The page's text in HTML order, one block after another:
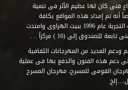
فنى كان لها عظيم الأثر فى تنمية
أنه تم إمداد هذه المواقع بكافة
المتطلبات التى تكفل لها أداء دورها الثقافى والفنى. وقد بدأت التجربة عام 1996 ببيت الهراوى وامتدت
للصندوق إلى (16 ) مركزاً .. .
ودعم العديد من المهرجانات الثقافية
دعم هذه الفنون والدفع بها فى عملية
القومى للمسرح، مهرجان المسرح